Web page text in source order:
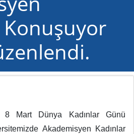
Konuşuyor
8 Mart Dünya Kadınlar Günü
Akademisyen Kadınlar